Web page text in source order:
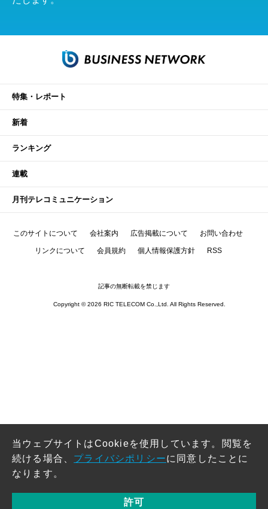
特集・レポート
新着
ランキング
連載
月刊テレコミュニケーション
このサイトについて 会社案内 広告掲載について お問い合わせ
リンクについて 会員規約 個人情報保護方針 RSS
記事の無断転載を禁じます
Copyright © 2026 RIC TELECOM Co.,Ltd. All Rights Reserved.
当ウェブサイトはCookieを使用しています。閲覧を
続ける場合、 プライバシポリシーに同意したことに
なります。
許可